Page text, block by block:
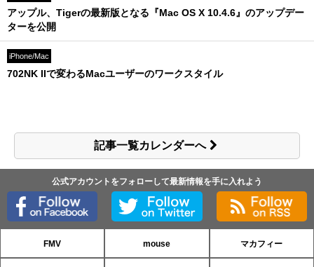
アップル、Tigerの最新版となる『Mac OS X 10.4.6』のアップデー
ターを公開
iPhone/Mac
702NK IIで変わるMacユーザーのワークスタイル
記事一覧カレンダーへ
公式アカウントをフォローして最新情報を手に入れよう
FMV mouse マカフィー